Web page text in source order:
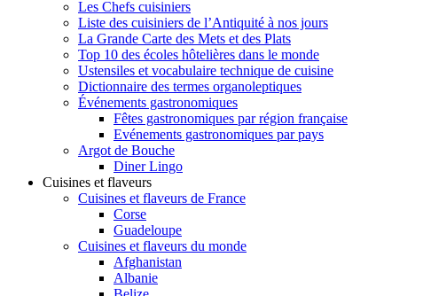
Les Chefs cuisiniers
Liste des cuisiniers de l’Antiquité à nos jours
La Grande Carte des Mets et des Plats
Top 10 des écoles hôtelières dans le monde
Ustensiles et vocabulaire technique de cuisine
Dictionnaire des termes organoleptiques
Événements gastronomiques
Fêtes gastronomiques par région française
Evénements gastronomiques par pays
Argot de Bouche
Diner Lingo
Cuisines et flaveurs
Cuisines et flaveurs de France
Corse
Guadeloupe
Cuisines et flaveurs du monde
Afghanistan
Albanie